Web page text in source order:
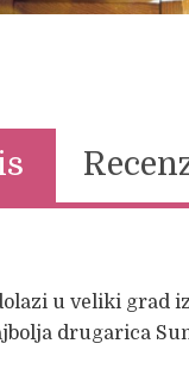
u veliki grad
drugarica